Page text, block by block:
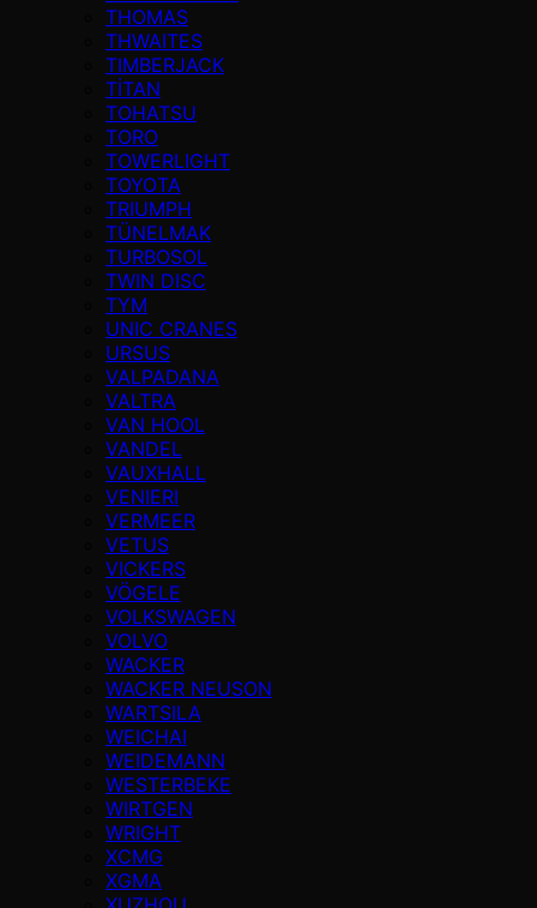
THOMAS
THWAITES
TIMBERJACK
TİTAN
TOHATSU
TORO
TOWERLIGHT
TOYOTA
TRIUMPH
TÜNELMAK
TURBOSOL
TWIN DISC
TYM
UNIC CRANES
URSUS
VALPADANA
VALTRA
VAN HOOL
VANDEL
VAUXHALL
VENIERI
VERMEER
VETUS
VICKERS
VÖGELE
VOLKSWAGEN
VOLVO
WACKER
WACKER NEUSON
WARTSILA
WEICHAI
WEIDEMANN
WESTERBEKE
WIRTGEN
WRIGHT
XCMG
XGMA